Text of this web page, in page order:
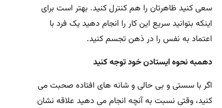
سعی کنید ظاهرتان را هم کنترل کنید. بهتر است برای
اینکه بتوانید سریع این کار را انجام دهید یک فرد با
اعتماد به نفس را در ذهن تجسم کنید.
دهمبه نحوه ایستادن خود توجه کنید
اگر با سستی و بی حالی و شانه های افتاده صحبت می
کنید، وقتی نسبت به آنچه انجام می دهید علاقه نشان